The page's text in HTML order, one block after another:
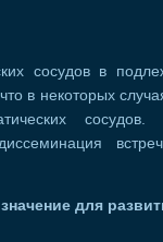
сосудов в
в некоторых
для